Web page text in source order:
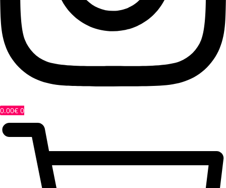
0.00€ 0